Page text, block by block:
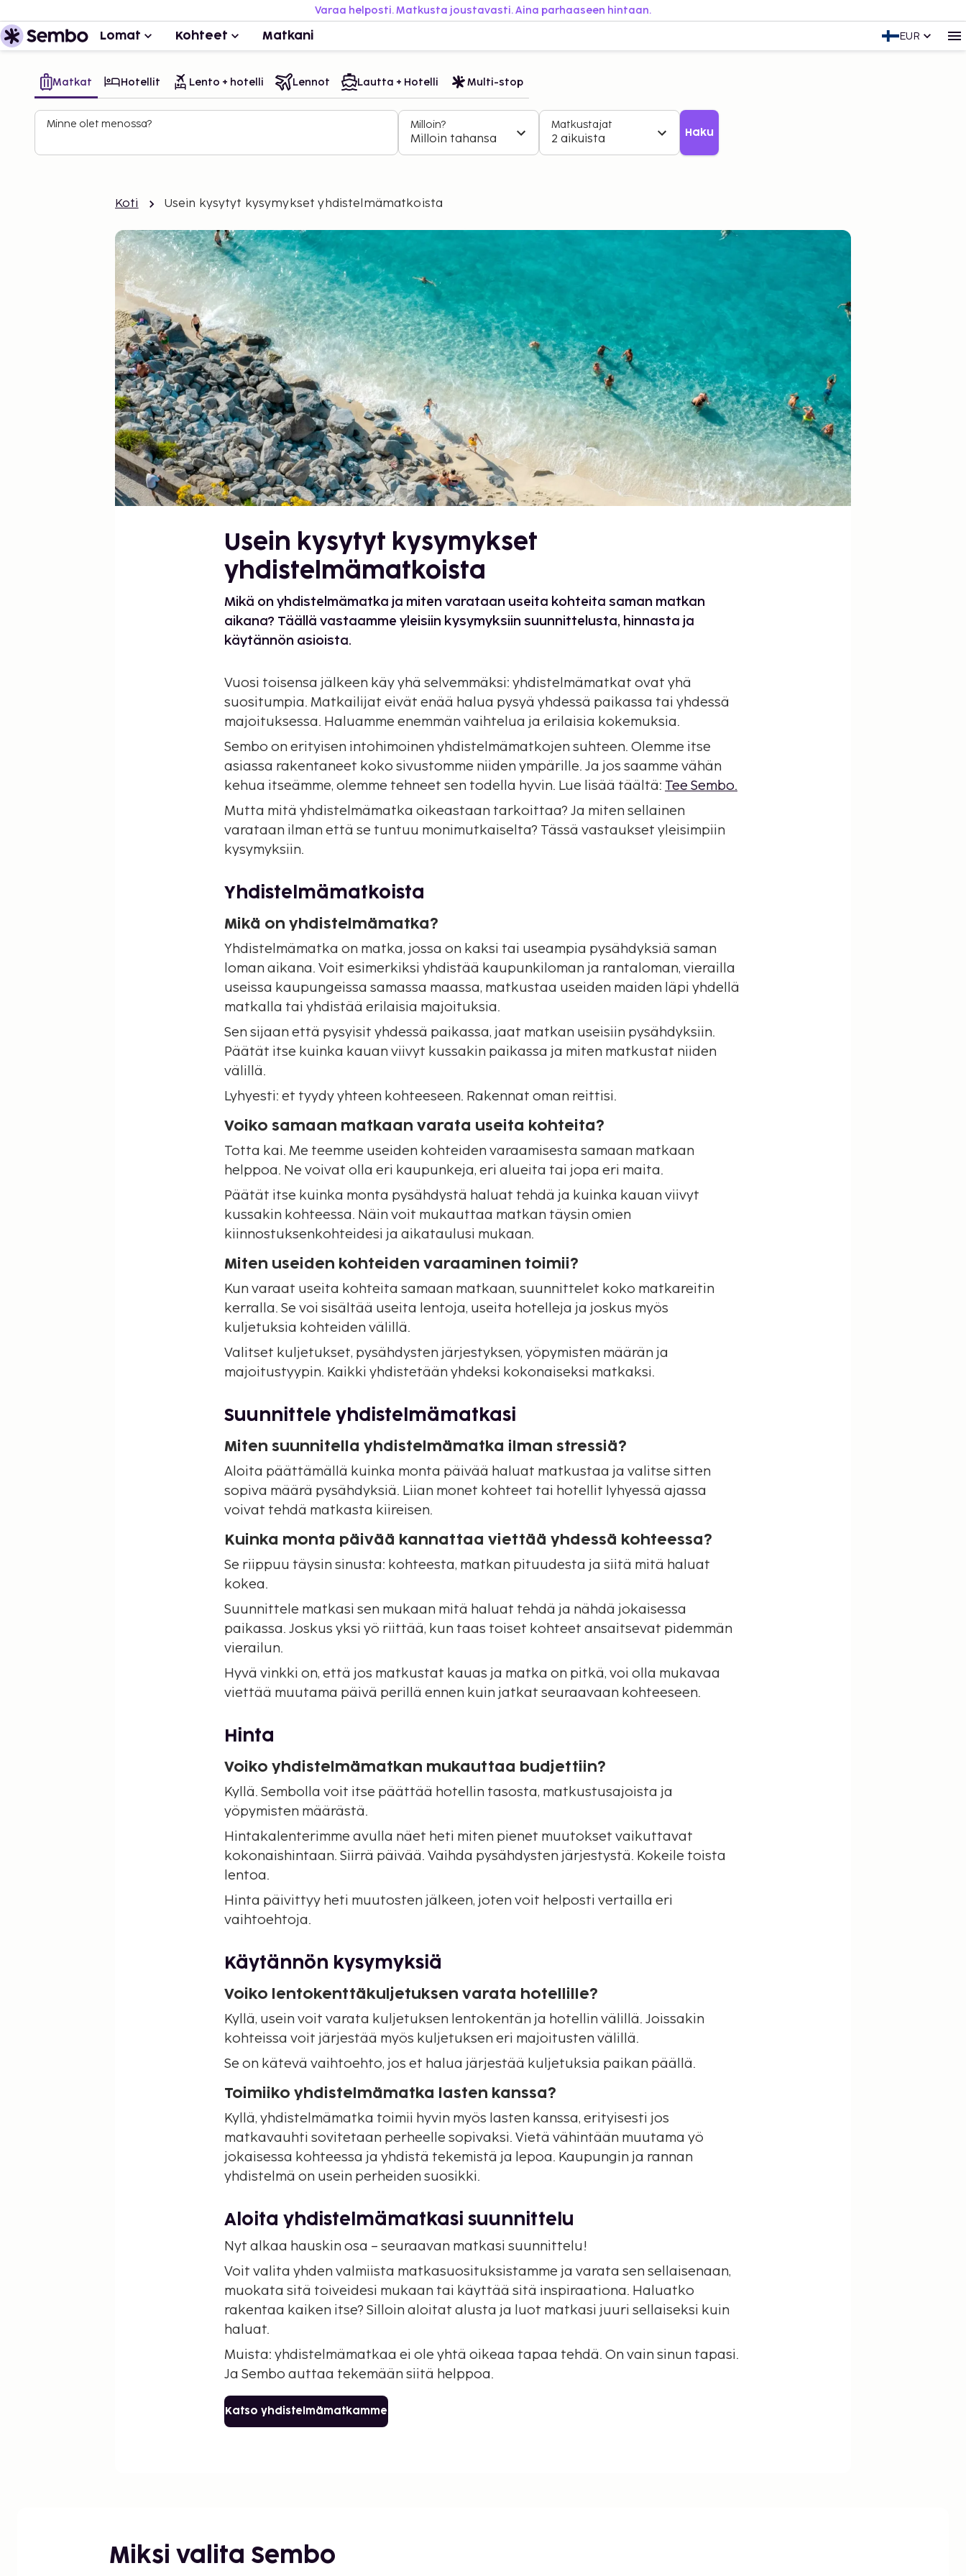
Varaa helposti. Matkusta joustavasti. Aina parhaaseen hintaan.
Lomat Kohteet Matkani EUR
Matkat Hotellit Lento + hotelli Lennot Lautta + Hotelli Multi-stop
Minne olet menossa? Milloin?
Milloin tahansa
Matkustajat
2 aikuista Haku
Koti Usein kysytyt kysymykset yhdistelmämatkoista
Usein kysytyt kysymykset
yhdistelmämatkoista
Mikä on yhdistelmämatka ja miten varataan useita kohteita saman matkan
aikana? Täällä vastaamme yleisiin kysymyksiin suunnittelusta, hinnasta ja
käytännön asioista.
Vuosi toisensa jälkeen käy yhä selvemmäksi: yhdistelmämatkat ovat yhä
suositumpia. Matkailijat eivät enää halua pysyä yhdessä paikassa tai yhdessä
majoituksessa. Haluamme enemmän vaihtelua ja erilaisia kokemuksia.
Sembo on erityisen intohimoinen yhdistelmämatkojen suhteen. Olemme itse
asiassa rakentaneet koko sivustomme niiden ympärille. Ja jos saamme vähän
kehua itseämme, olemme tehneet sen todella hyvin. Lue lisää täältä: Tee Sembo.
Mutta mitä yhdistelmämatka oikeastaan tarkoittaa? Ja miten sellainen
varataan ilman että se tuntuu monimutkaiselta? Tässä vastaukset yleisimpiin
kysymyksiin.
Yhdistelmämatkoista
Mikä on yhdistelmämatka?
Yhdistelmämatka on matka, jossa on kaksi tai useampia pysähdyksiä saman
loman aikana. Voit esimerkiksi yhdistää kaupunkiloman ja rantaloman, vierailla
useissa kaupungeissa samassa maassa, matkustaa useiden maiden läpi yhdellä
matkalla tai yhdistää erilaisia majoituksia.
Sen sijaan että pysyisit yhdessä paikassa, jaat matkan useisiin pysähdyksiin.
Päätät itse kuinka kauan viivyt kussakin paikassa ja miten matkustat niiden
välillä.
Lyhyesti: et tyydy yhteen kohteeseen. Rakennat oman reittisi.
Voiko samaan matkaan varata useita kohteita?
Totta kai. Me teemme useiden kohteiden varaamisesta samaan matkaan
helppoa. Ne voivat olla eri kaupunkeja, eri alueita tai jopa eri maita.
Päätät itse kuinka monta pysähdystä haluat tehdä ja kuinka kauan viivyt
kussakin kohteessa. Näin voit mukauttaa matkan täysin omien
kiinnostuksenkohteidesi ja aikataulusi mukaan.
Miten useiden kohteiden varaaminen toimii?
Kun varaat useita kohteita samaan matkaan, suunnittelet koko matkareitin
kerralla. Se voi sisältää useita lentoja, useita hotelleja ja joskus myös
kuljetuksia kohteiden välillä.
Valitset kuljetukset, pysähdysten järjestyksen, yöpymisten määrän ja
majoitustyypin. Kaikki yhdistetään yhdeksi kokonaiseksi matkaksi.
Suunnittele yhdistelmämatkasi
Miten suunnitella yhdistelmämatka ilman stressiä?
Aloita päättämällä kuinka monta päivää haluat matkustaa ja valitse sitten
sopiva määrä pysähdyksiä. Liian monet kohteet tai hotellit lyhyessä ajassa
voivat tehdä matkasta kiireisen.
Kuinka monta päivää kannattaa viettää yhdessä kohteessa?
Se riippuu täysin sinusta: kohteesta, matkan pituudesta ja siitä mitä haluat
kokea.
Suunnittele matkasi sen mukaan mitä haluat tehdä ja nähdä jokaisessa
paikassa. Joskus yksi yö riittää, kun taas toiset kohteet ansaitsevat pidemmän
vierailun.
Hyvä vinkki on, että jos matkustat kauas ja matka on pitkä, voi olla mukavaa
viettää muutama päivä perillä ennen kuin jatkat seuraavaan kohteeseen.
Hinta
Voiko yhdistelmämatkan mukauttaa budjettiin?
Kyllä. Sembolla voit itse päättää hotellin tasosta, matkustusajoista ja
yöpymisten määrästä.
Hintakalenterimme avulla näet heti miten pienet muutokset vaikuttavat
kokonaishintaan. Siirrä päivää. Vaihda pysähdysten järjestystä. Kokeile toista
lentoa.
Hinta päivittyy heti muutosten jälkeen, joten voit helposti vertailla eri
vaihtoehtoja.
Käytännön kysymyksiä
Voiko lentokenttäkuljetuksen varata hotellille?
Kyllä, usein voit varata kuljetuksen lentokentän ja hotellin välillä. Joissakin
kohteissa voit järjestää myös kuljetuksen eri majoitusten välillä.
Se on kätevä vaihtoehto, jos et halua järjestää kuljetuksia paikan päällä.
Toimiiko yhdistelmämatka lasten kanssa?
Kyllä, yhdistelmämatka toimii hyvin myös lasten kanssa, erityisesti jos
matkavauhti sovitetaan perheelle sopivaksi. Vietä vähintään muutama yö
jokaisessa kohteessa ja yhdistä tekemistä ja lepoa. Kaupungin ja rannan
yhdistelmä on usein perheiden suosikki.
Aloita yhdistelmämatkasi suunnittelu
Nyt alkaa hauskin osa – seuraavan matkasi suunnittelu!
Voit valita yhden valmiista matkasuosituksistamme ja varata sen sellaisenaan,
muokata sitä toiveidesi mukaan tai käyttää sitä inspiraationa. Haluatko
rakentaa kaiken itse? Silloin aloitat alusta ja luot matkasi juuri sellaiseksi kuin
haluat.
Muista: yhdistelmämatkaa ei ole yhtä oikeaa tapaa tehdä. On vain sinun tapasi.
Ja Sembo auttaa tekemään siitä helppoa.
Katso yhdistelmämatkamme
Miksi valita Sembo